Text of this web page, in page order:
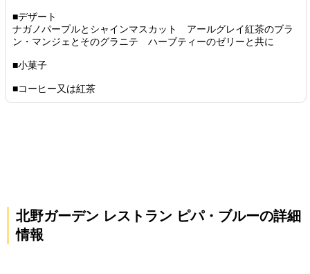
■デザート
ナガノパープルとシャインマスカット アールグレイ紅茶のブラ
ン・マンジェとそのグラニテ ハーブティーのゼリーと共に
■小菓子
■コーヒー又は紅茶
北野ガーデン レストラン ピパ・ブルーの詳細
情報